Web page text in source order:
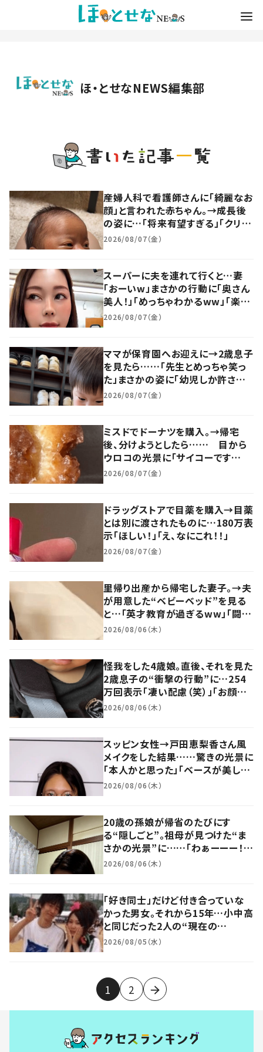
ほ・とせなNEWS編集部
産婦人科で看護師さんに「綺麗なお
顔」と言われた赤ちゃん。→成長後
の姿に…「将来有望すぎる」「クリク
リのお目目で可愛い」「渋い～！」
2026/08/07（金）
スーパーに夫を連れて行くと…妻
「おーいw」まさかの行動に「奥さん
美人！」「めっちゃわかるww」「楽し
そうww」
2026/08/07（金）
ママが保育園へお迎えに→2歳息子
を見たら……「先生とめっちゃ笑っ
た」まさかの姿に「幼児しか許され
ないヤツww」「大渋滞すぎるw」
2026/08/07（金）
ミスドでドーナツを購入。→帰宅
後、分けようとしたら…… 目から
ウロコの光景に「サイコーです
ww」「激しいw」
2026/08/07（金）
ドラッグストアで目薬を購入→目薬
とは別に渡されたものに…180万表
示「ほしい！」「え、なにこれ！！」
2026/08/07（金）
里帰り出産から帰宅した妻子。→夫
が用意した“ベビーベッド”を見る
と…「英才教育が過ぎるww」「闘魂
こめられてるわぁ～ww」
2026/08/06（木）
怪我をした4歳娘。直後、それを見た
2歳息子の“衝撃の行動”に…254
万回表示「凄い配慮（笑）」「お顔は
かなり重症レベル」
2026/08/06（木）
スッピン女性→戸田恵梨香さん風
メイクをした結果……驚きの光景に
「本人かと思った」「ベースが美し
い」「似すぎ！！」
2026/08/06（木）
20歳の孫娘が帰省のたびにす
る“隠しごと”。祖母が見つけた“ま
さかの光景”に……「わぁーーー！」
「最高の孫だ」「これいいですね」
2026/08/06（木）
「好き同士」だけど付き合っていな
かった男女。それから15年…小中高
と同じだった2人の“現在の
姿”に……「大人になっても可愛い」
2026/08/05（水）
1 2